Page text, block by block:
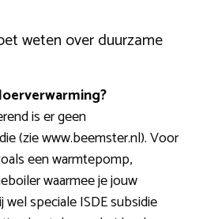
weten over duurzame
is er geen
(zie www.beemster.nl). Voor
een warmtepomp,
waarmee je jouw
speciale ISDE subsidie